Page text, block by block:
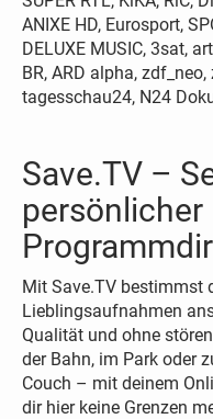
ANIXE HD, Eurosport,
DELUXE MUSIC, 3sat,
BR, ARD alpha,
tagesschau24, N24
Save.TV –
persönlicher
Mit Save.TV bestimmst
Lieblingsaufnahmen
Qualität und ohne
der Bahn, im Park oder
Couch – mit deinem
dir hier keine Grenzen